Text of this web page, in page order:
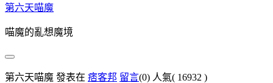
第六天喵魔
喵魔的亂想魔境
第六天喵魔 發表在 痞客邦 留言(0) 人氣( 16932 )